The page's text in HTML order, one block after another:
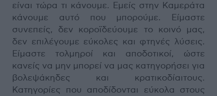
είναι τώρα τι κάνουμε. Εμείς στην Καμεράτα
κάνουμε αυτό που μπορούμε. Είμαστε
συνεπείς, δεν κοροϊδεύουμε το κοινό μας,
δεν επιλέγουμε εύκολες και φτηνές λύσεις.
Είμαστε τολμηροί και αποδοτικοί, ώστε
κανείς να μην μπορεί να μας κατηγορήσει για
βολεψάκηδες και κρατικοδίαιτους.
Κατηγορίες που αποδίδονται εύκολα στους